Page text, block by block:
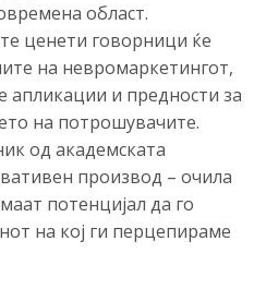
област.
ценети говорници ќе
на невромаркетингот,
апликации и предности за
на потрошувачите.
од академската
производ – очила
потенцијал да го
на кој ги перцeпираме